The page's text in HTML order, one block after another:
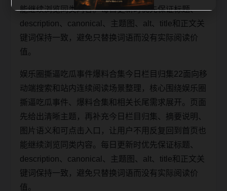
能继续浏览同类内容。每日更新时优先保证标题、
description、canonical、主题图、alt、title和正文关
键词保持一致，避免只替换词语而没有实际阅读价
值。
娱乐圈撕逼吃瓜事件爆料合集今日栏目归集22面向移
动端搜索和站内连续阅读场景整理，核心围绕娱乐圈
撕逼吃瓜事件、爆料合集和相关长尾需求展开。页面
先给出清晰主题，再补充今日栏目归集、摘要说明、
图片语义和可点击入口，让用户不用反复回到首页也
能继续浏览同类内容。每日更新时优先保证标题、
description、canonical、主题图、alt、title和正文关
键词保持一致，避免只替换词语而没有实际阅读价
值。